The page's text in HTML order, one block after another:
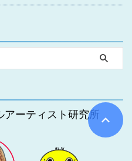
アーティスト研究所